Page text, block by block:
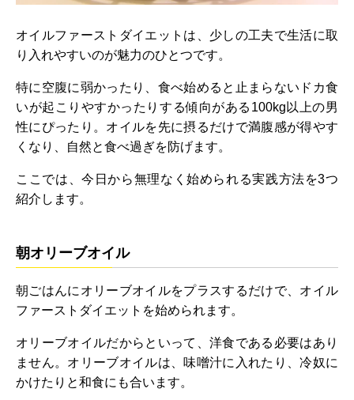
オイルファーストダイエットは、少しの工夫で生活に取
り入れやすいのが魅力のひとつです。
特に空腹に弱かったり、食べ始めると止まらないドカ食
いが起こりやすかったりする傾向がある100kg以上の男
性にぴったり。オイルを先に摂るだけで満腹感が得やす
くなり、自然と食べ過ぎを防げます。
ここでは、今日から無理なく始められる実践方法を3つ
紹介します。
朝オリーブオイル
朝ごはんにオリーブオイルをプラスするだけで、オイル
ファーストダイエットを始められます。
オリーブオイルだからといって、洋食である必要はあり
ません。オリーブオイルは、味噌汁に入れたり、冷奴に
かけたりと和食にも合います。